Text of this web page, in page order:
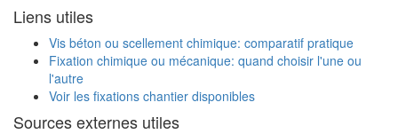
Liens utiles
Vis béton ou scellement chimique: comparatif pratique
Fixation chimique ou mécanique: quand choisir l'une ou
l'autre
Voir les fixations chantier disponibles
Sources externes utiles